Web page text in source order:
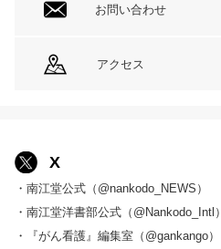
お問い合わせ
アクセス
X
・南江堂公式（@nankodo_NEWS）
・南江堂洋書部公式（@Nankodo_Intl）
・『がん看護』編集室（@gankango）